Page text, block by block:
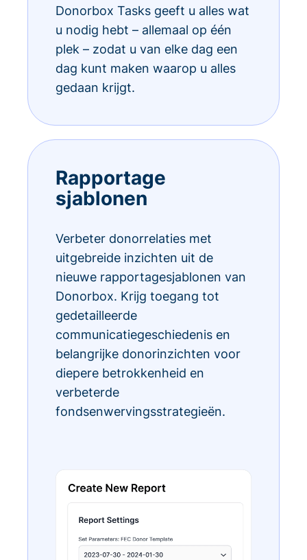
Donorbox Tasks geeft u alles wat
u nodig hebt – allemaal op één
plek – zodat u van elke dag een
dag kunt maken waarop u alles
gedaan krijgt.
Rapportage
sjablonen
Verbeter donorrelaties met
uitgebreide inzichten uit de
nieuwe rapportagesjablonen van
Donorbox. Krijg toegang tot
gedetailleerde
communicatiegeschiedenis en
belangrijke donorinzichten voor
diepere betrokkenheid en
verbeterde
fondsenwervingsstrategieën.